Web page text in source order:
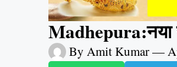
Madhepura:नया
By Amit Kumar—